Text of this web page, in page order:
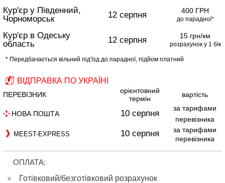
Кур'єр у Південний,
Чорноморськ
Кур'єр в Одеську
область
12 серпня
12 серпня
400 ГРН
до парадної*
15 грн/км
розрахунок у 1 бік
* Передбачається вільний під'їзд до парадної, підйом платний
ВІДПРАВКА ПО УКРАЇНІ
ПЕРЕВІЗНИК
орієнтовний
термін
вартість
НОВА ПОШТА 10 серпня
за тарифами
перевізника
MEEST-EXPRESS 10 серпня
за тарифами
перевізника
ОПЛАТА:
Готівковий/безготівковий розрахунок